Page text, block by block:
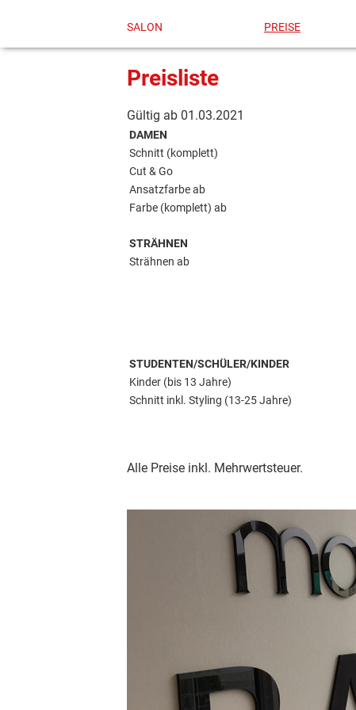
überspringen
SALON PREISE
Preisliste
Gültig ab 01.03.2021
DAMEN
Schnitt (komplett)
Cut & Go
Ansatzfarbe ab
Farbe (komplett) ab
STRÄHNEN
Strähnen ab
STUDENTEN/SCHÜLER/KINDER
Kinder (bis 13 Jahre)
Schnitt inkl. Styling (13-25 Jahre)
Alle Preise inkl. Mehrwertsteuer.